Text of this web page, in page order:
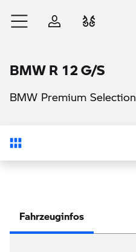
Zum Hauptinhalt springen
Anmelden
BMW R 12 G/S
BMW Premium Selection
Fahrzeuginfos